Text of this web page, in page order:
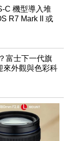
C 機型導入堆
R7 Mark II 或
富士下一代旗
來外觀與色彩科